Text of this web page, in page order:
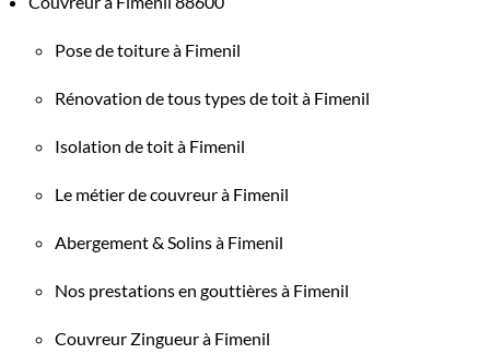
Pose de toiture à Fimenil
Rénovation de tous types de toit à Fimenil
Isolation de toit à Fimenil
Le métier de couvreur à Fimenil
Abergement & Solins à Fimenil
Nos prestations en gouttières à Fimenil
Couvreur Zingueur à Fimenil